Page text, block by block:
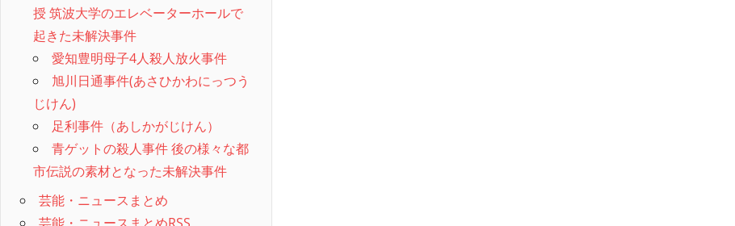
授 筑波大学のエレベーターホールで
起きた未解決事件
愛知豊明母子4人殺人放火事件
旭川日通事件(あさひかわにっつう
じけん)
足利事件（あしかがじけん）
青ゲットの殺人事件 後の様々な都
市伝説の素材となった未解決事件
芸能・ニュースまとめ
芸能・ニュースまとめRSS